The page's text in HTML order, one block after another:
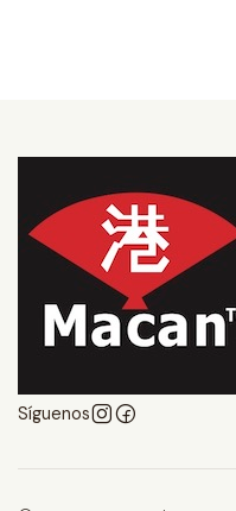
Síguenos